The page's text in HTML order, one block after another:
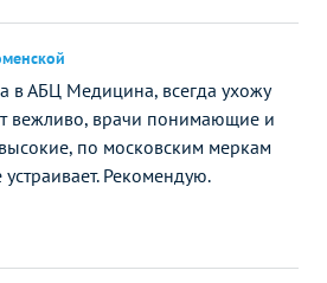
в АБЦ Медицина, всегда ухожу
вежливо, врачи понимающие и
по московским меркам
Рекомендую.